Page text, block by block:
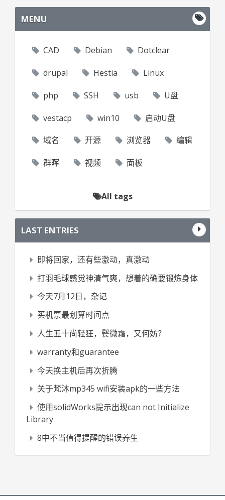
MENU
CAD Debian Dotclear
drupal Hestia Linux
php SSH usb U盘
vestacp win10 启动U盘
域名 开源 浏览器 编辑
群晖 视频 面板
All tags
LAST ENTRIES
即将回家，还有些激动，真激动
打羽毛球感觉神清气爽，想着的确要锻炼身体
今天7月12日，杂记
买机票最划算时间点
人生五十尚轻狂，鬓微霜，又何妨？
warranty和guarantee
今天换主机后再次折腾
关于梵沐mp345 wifi安装apk的一些方法
使用solidWorks提示出现can not Initialize
Library
8中不当值得提醒的错误养生